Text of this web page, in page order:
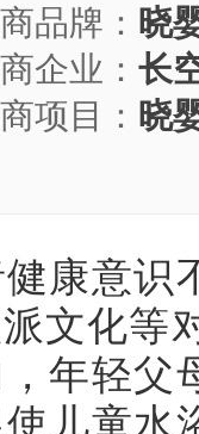
品牌： 晓
企业： 长
项目： 晓
意识
文化等
年轻父
儿童水